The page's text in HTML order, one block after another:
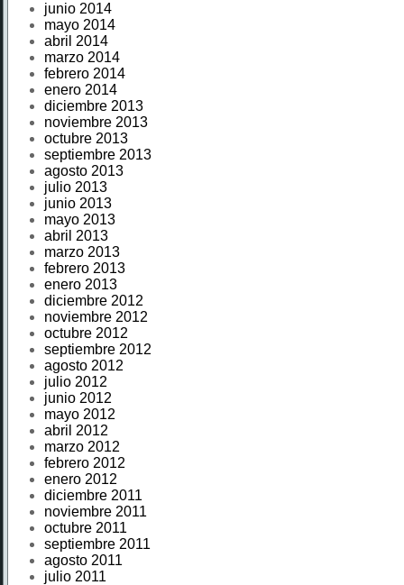
junio 2014
mayo 2014
abril 2014
marzo 2014
febrero 2014
enero 2014
diciembre 2013
noviembre 2013
octubre 2013
septiembre 2013
agosto 2013
julio 2013
junio 2013
mayo 2013
abril 2013
marzo 2013
febrero 2013
enero 2013
diciembre 2012
noviembre 2012
octubre 2012
septiembre 2012
agosto 2012
julio 2012
junio 2012
mayo 2012
abril 2012
marzo 2012
febrero 2012
enero 2012
diciembre 2011
noviembre 2011
octubre 2011
septiembre 2011
agosto 2011
julio 2011